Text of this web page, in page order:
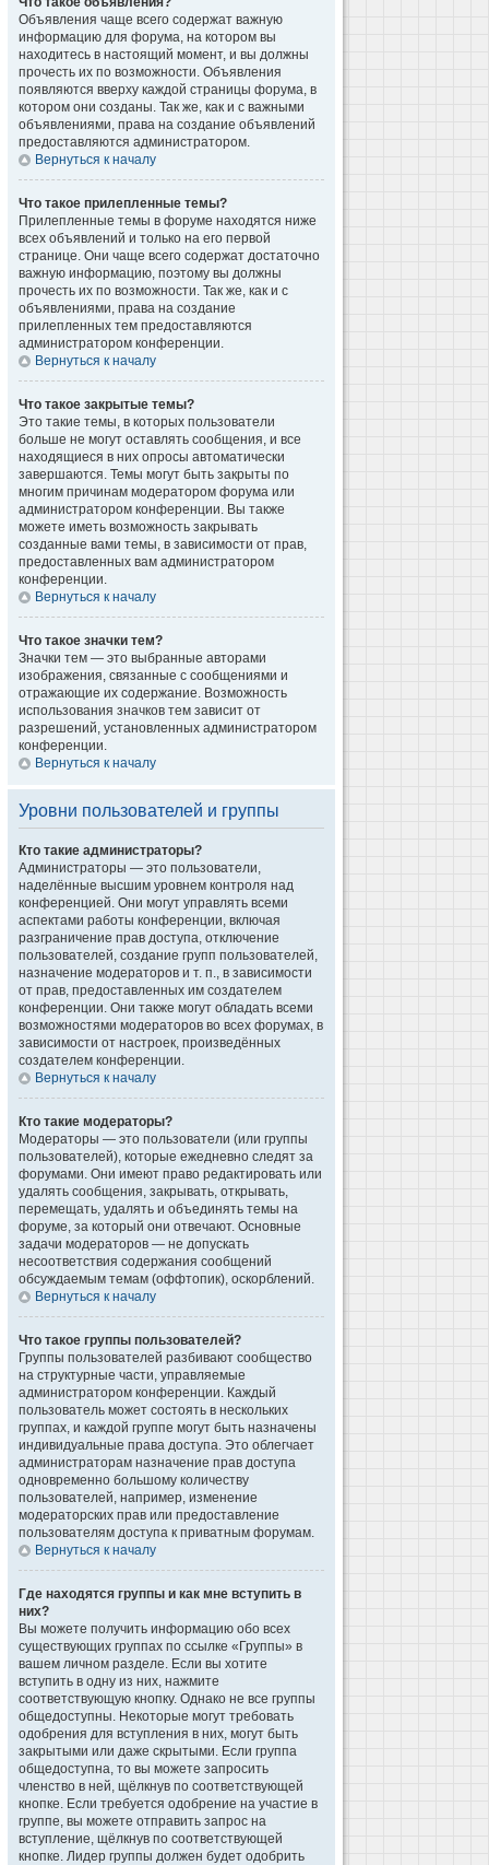
Объявления чаще всего содержат важную
информацию для форума, на котором вы
находитесь в настоящий момент, и вы должны
прочесть их по возможности. Объявления
появляются вверху каждой страницы форума, в
котором они созданы. Так же, как и с важными
объявлениями, права на создание объявлений
предоставляются администратором.
Вернуться к началу
Что такое прилепленные темы?
Прилепленные темы в форуме находятся ниже
всех объявлений и только на его первой
странице. Они чаще всего содержат достаточно
важную информацию, поэтому вы должны
прочесть их по возможности. Так же, как и с
объявлениями, права на создание
прилепленных тем предоставляются
администратором конференции.
Вернуться к началу
Что такое закрытые темы?
Это такие темы, в которых пользователи
больше не могут оставлять сообщения, и все
находящиеся в них опросы автоматически
завершаются. Темы могут быть закрыты по
многим причинам модератором форума или
администратором конференции. Вы также
можете иметь возможность закрывать
созданные вами темы, в зависимости от прав,
предоставленных вам администратором
конференции.
Вернуться к началу
Что такое значки тем?
Значки тем — это выбранные авторами
изображения, связанные с сообщениями и
отражающие их содержание. Возможность
использования значков тем зависит от
разрешений, установленных администратором
конференции.
Вернуться к началу
Уровни пользователей и группы
Кто такие администраторы?
Администраторы — это пользователи,
наделённые высшим уровнем контроля над
конференцией. Они могут управлять всеми
аспектами работы конференции, включая
разграничение прав доступа, отключение
пользователей, создание групп пользователей,
назначение модераторов и т. п., в зависимости
от прав, предоставленных им создателем
конференции. Они также могут обладать всеми
возможностями модераторов во всех форумах, в
зависимости от настроек, произведённых
создателем конференции.
Вернуться к началу
Кто такие модераторы?
Модераторы — это пользователи (или группы
пользователей), которые ежедневно следят за
форумами. Они имеют право редактировать или
удалять сообщения, закрывать, открывать,
перемещать, удалять и объединять темы на
форуме, за который они отвечают. Основные
задачи модераторов — не допускать
несоответствия содержания сообщений
обсуждаемым темам (оффтопик), оскорблений.
Вернуться к началу
Что такое группы пользователей?
Группы пользователей разбивают сообщество
на структурные части, управляемые
администратором конференции. Каждый
пользователь может состоять в нескольких
группах, и каждой группе могут быть назначены
индивидуальные права доступа. Это облегчает
администраторам назначение прав доступа
одновременно большому количеству
пользователей, например, изменение
модераторских прав или предоставление
пользователям доступа к приватным форумам.
Вернуться к началу
Где находятся группы и как мне вступить в
них?
Вы можете получить информацию обо всех
существующих группах по ссылке «Группы» в
вашем личном разделе. Если вы хотите
вступить в одну из них, нажмите
соответствующую кнопку. Однако не все группы
общедоступны. Некоторые могут требовать
одобрения для вступления в них, могут быть
закрытыми или даже скрытыми. Если группа
общедоступна, то вы можете запросить
членство в ней, щёлкнув по соответствующей
кнопке. Если требуется одобрение на участие в
группе, вы можете отправить запрос на
вступление, щёлкнув по соответствующей
кнопке. Лидер группы должен будет одобрить